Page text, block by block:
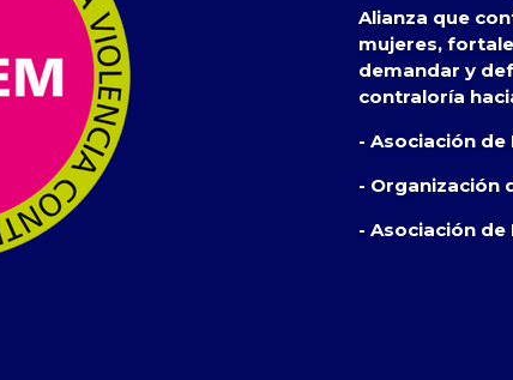
Alianza que
mujeres,
demandar y
contraloría
- Asociación de
- Organización
- Asociación de